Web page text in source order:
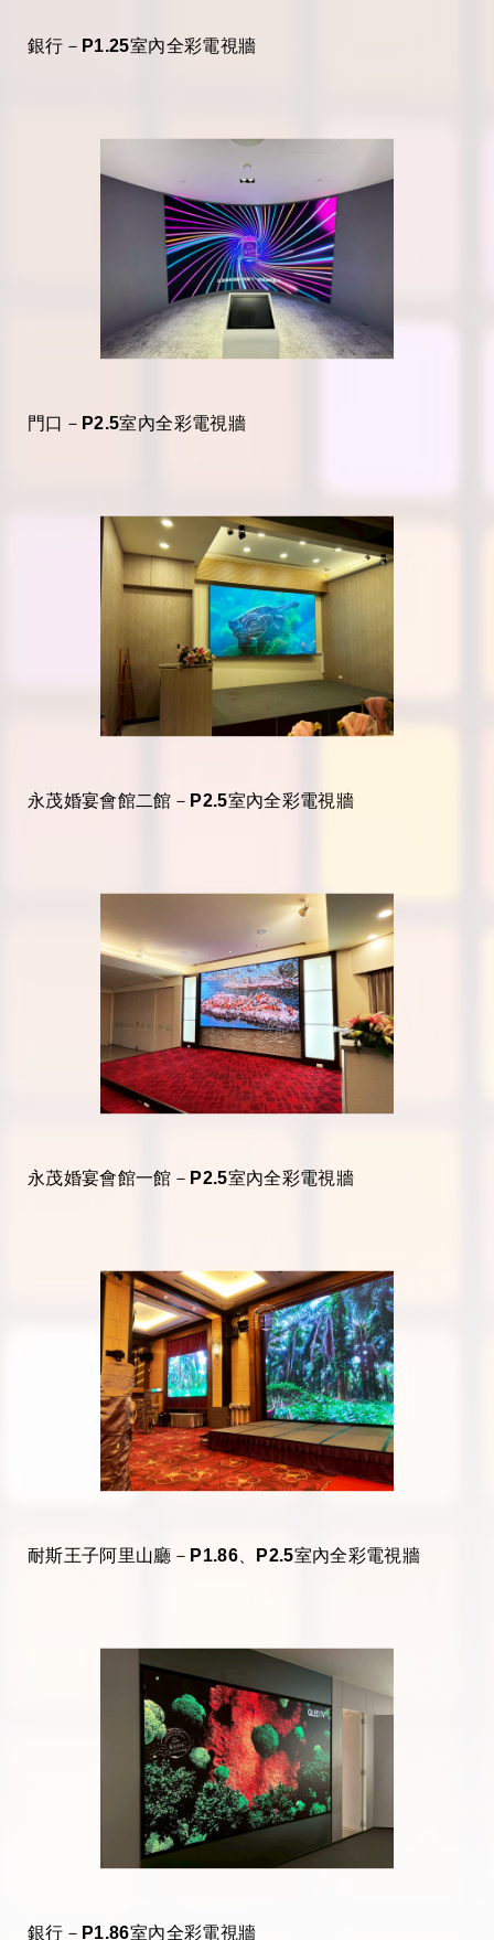
銀行－P1.25室內全彩電視牆
門口－P2.5室內全彩電視牆
永茂婚宴會館二館－P2.5室內全彩電視牆
永茂婚宴會館一館－P2.5室內全彩電視牆
耐斯王子阿里山廳－P1.86、P2.5室內全彩電視牆
銀行－P1.86室內全彩電視牆